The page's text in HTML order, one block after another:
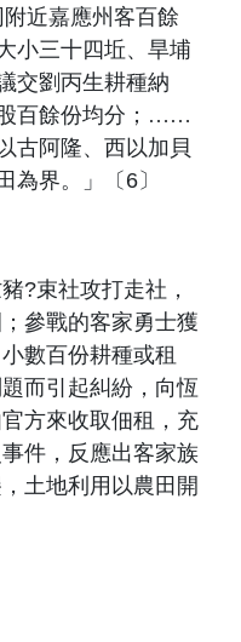
近嘉應州客百餘
小三十四坵、旱埔
交劉丙生耕種納
百餘份均分；……
古阿隆、西以加貝
為界。
」 〔6〕
?束社攻打走社，
參戰的客家勇士獲
數百份耕種或租
而引起糾紛，向恆
方來收取佃租，充
件，反應出客家族
土地利用以農田開